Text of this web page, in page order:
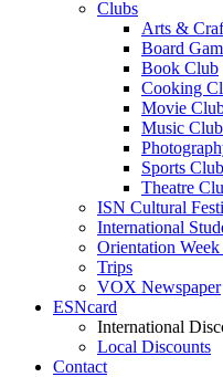
Clubs
Arts &
Board
Book Club
Cooking
Movie
Music Club
Sports Club
Theatre
ISN Cultural
International
Orientation
Trips
VOX Newspaper
ESNcard
International
Local Discounts
Contact